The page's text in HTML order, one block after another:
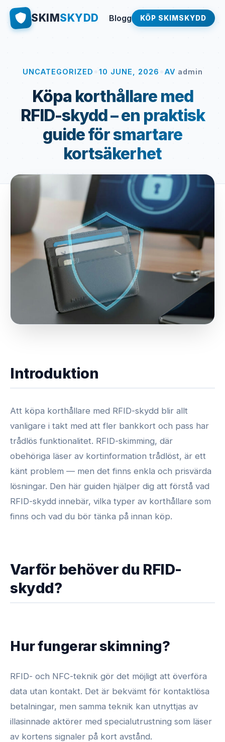
SKIMSKYDD Blogg KÖP SKIMSKYDD
UNCATEGORIZED 10 JUNE, 2026 AV admin
Köpa korthållare med
RFID-skydd – en praktisk
guide för smartare
kortsäkerhet
Introduktion
Att köpa korthållare med RFID-skydd blir allt
vanligare i takt med att fler bankkort och pass har
trådlös funktionalitet. RFID-skimming, där
obehöriga läser av kortinformation trådlöst, är ett
känt problem — men det finns enkla och prisvärda
lösningar. Den här guiden hjälper dig att förstå vad
RFID-skydd innebär, vilka typer av korthållare som
finns och vad du bör tänka på innan köp.
Varför behöver du RFID-
skydd?
Hur fungerar skimning?
RFID- och NFC-teknik gör det möjligt att överföra
data utan kontakt. Det är bekvämt för kontaktlösa
betalningar, men samma teknik kan utnyttjas av
illasinnade aktörer med specialutrustning som läser
av kortens signaler på kort avstånd.